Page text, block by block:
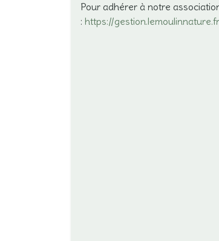
Pour adhérer à notre
: https://